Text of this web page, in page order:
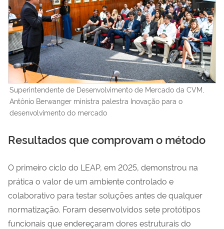
Superintendente de Desenvolvimento de Mercado da CVM,
Antônio Berwanger ministra palestra Inovação para o
desenvolvimento do mercado
Resultados que comprovam o método
O primeiro ciclo do LEAP, em 2025, demonstrou na
prática o valor de um ambiente controlado e
colaborativo para testar soluções antes de qualquer
normatização. Foram desenvolvidos sete protótipos
funcionais que endereçaram dores estruturais do